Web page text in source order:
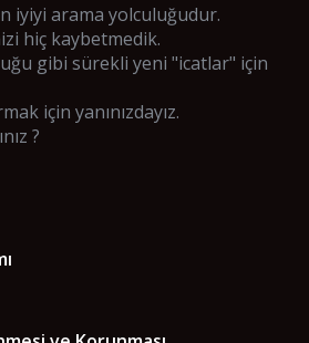
iyiyi arama yolculuğudur.
hiç kaybetmedik.
gibi sürekli yeni "icatlar" için
için yanınızdayız.
?